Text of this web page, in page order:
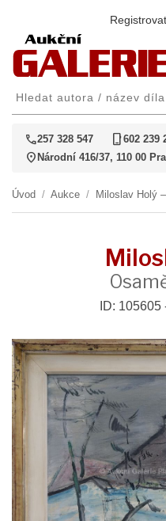
Registrovat
call257 328 547 phone_iphone602 239
location_on Národní 416/37, 110 00
Úvod / Aukce / Miloslav Holý
ID: 105605